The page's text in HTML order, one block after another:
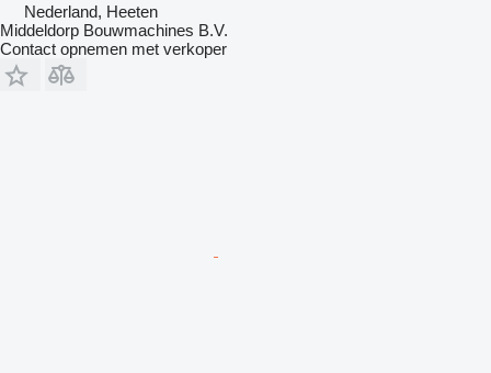
Nederland, Heeten
Middeldorp Bouwmachines B.V.
Contact opnemen met verkoper